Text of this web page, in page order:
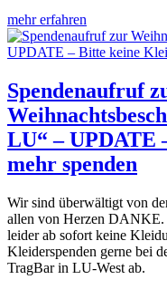
mehr erfahren
Spendenaufruf
LU“ – UPDATE
mehr spenden
Wir sind überwältigt von
allen von Herzen DANKE.
leider ab sofort keine
Kleiderspenden gerne bei
TragBar in LU-West ab.